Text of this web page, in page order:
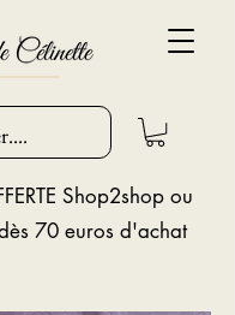
Shop2shop ou
70 euros d'achat